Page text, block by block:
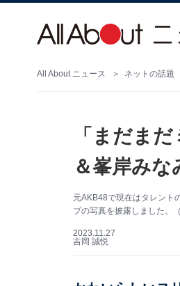
All About ニュース ネットの話題
「まだま
＆峯岸みな
元AKB48で現在はタレント
ブの写真を披露しました。
2023.11.27
吉岡 誠悦